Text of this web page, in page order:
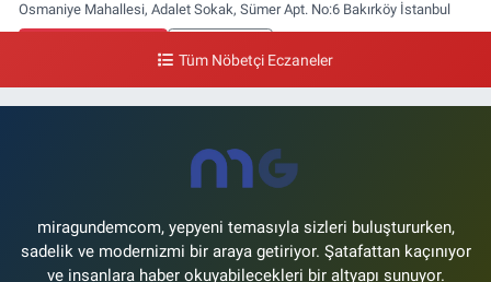
Osmaniye Mahallesi, Adalet Sokak, Sümer Apt. No:6 Bakırköy İstanbul
Yol Tarifi Al
Humay Eczanesi
Kartaltepe Mahallesi, Umut Sokak No:17 A Bakırköy İstanbul
Tüm Nöbetçi Eczaneler
miragundemcom, yepyeni temasıyla sizleri buluştururken,
sadelik ve modernizmi bir araya getiriyor. Şatafattan kaçınıyor
ve insanlara haber okuyabilecekleri bir altyapı sunuyor.